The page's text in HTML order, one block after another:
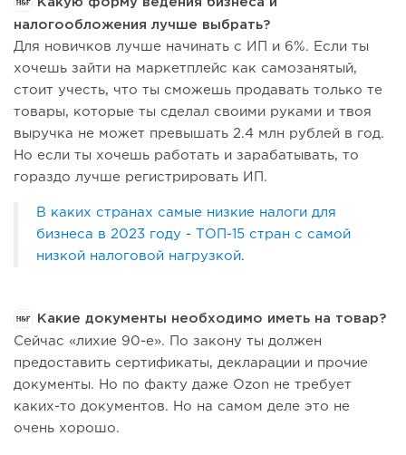
Какую форму ведения бизнеса и
налогообложения лучше выбрать?
Для новичков лучше начинать с ИП и 6%. Если ты
хочешь зайти на маркетплейс как самозанятый,
стоит учесть, что ты сможешь продавать только те
товары, которые ты сделал своими руками и твоя
выручка не может превышать 2.4 млн рублей в год.
Но если ты хочешь работать и зарабатывать, то
гораздо лучше регистрировать ИП.
В каких странах самые низкие налоги для
бизнеса в 2023 году - ТОП-15 стран с самой
низкой налоговой нагрузкой.
Какие документы необходимо иметь на товар?
Сейчас «лихие 90-е». По закону ты должен
предоставить сертификаты, декларации и прочие
документы. Но по факту даже Ozon не требует
каких-то документов. Но на самом деле это не
очень хорошо.